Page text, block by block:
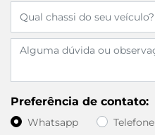
Preferência de contato:
Whatsapp Telefone